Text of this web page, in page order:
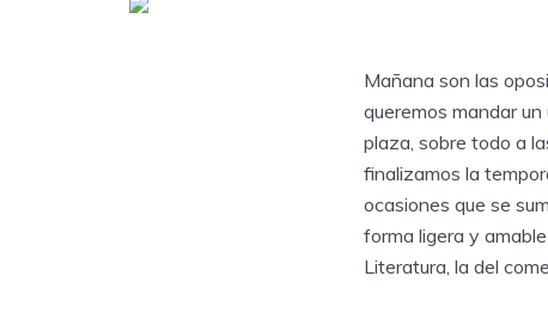
Mañana son las
queremos mandar
plaza, sobre todo a
finalizamos la
ocasiones que se
forma ligera y
Literatura, la del